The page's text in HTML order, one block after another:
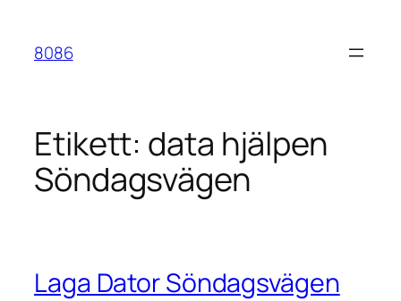
innehåll
8086
Etikett: data hjälpen
Söndagsvägen
Laga Dator Söndagsvägen